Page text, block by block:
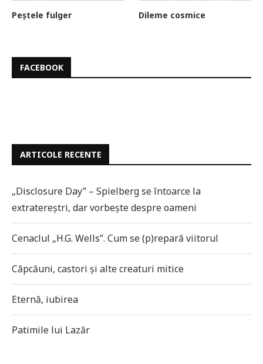
Peștele fulger Dileme cosmice
FACEBOOK
ARTICOLE RECENTE
„Disclosure Day” – Spielberg se întoarce la
extratereștri, dar vorbește despre oameni
Cenaclul „H.G. Wells”. Cum se (p)repară viitorul
Căpcăuni, castori și alte creaturi mitice
Eternă, iubirea
Patimile lui Lazăr